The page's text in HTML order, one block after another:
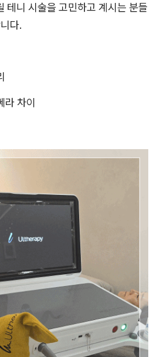
테니 시술을 고민하고 계시는 분들
다.
라 차이